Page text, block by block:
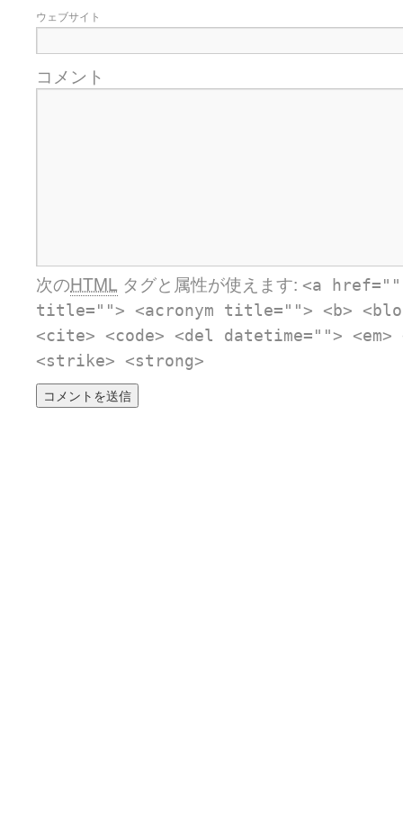
ウェブサイト
コメント
次のHTML タグと属性が使えます: <a
title=""> <acronym title=""> <b>
<cite> <code> <del datetime="">
<strike> <strong>